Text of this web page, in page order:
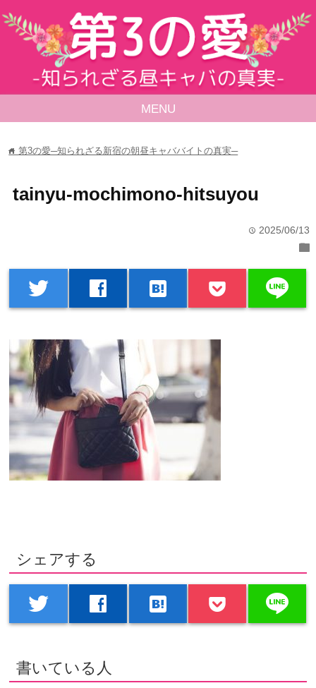
MENU
home第3の愛─知られざる新宿の朝昼キャババイトの真実─
tainyu-mochimono-hitsuyou
time 2025/06/13
folder
twitter facebook hatenabookmark line
シェアする
twitter facebook hatenabookmark line
書いている人